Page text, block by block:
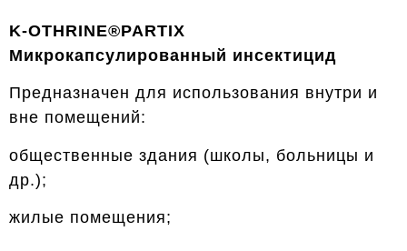
K-OTHRINE®PARTIX
Микрокапсулированный инсектицид
Предназначен для использования внутри и
вне помещений:
общественные здания (школы, больницы и
др.);
жилые помещения;